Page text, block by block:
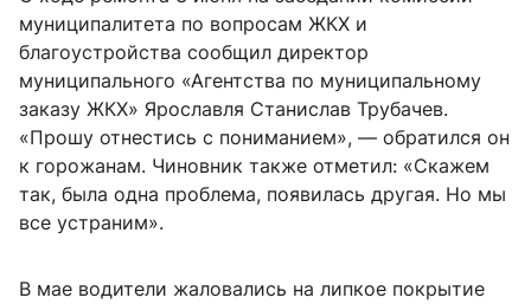
муниципалитета по вопросам ЖКХ и
благоустройства сообщил директор
муниципального «Агентства по муниципальному
заказу ЖКХ» Ярославля Станислав Трубачев.
«Прошу отнестись с пониманием», — обратился он
к горожанам. Чиновник также отметил: «Скажем
так, была одна проблема, появилась другая. Но мы
все устраним».
В мае водители жаловались на липкое покрытие